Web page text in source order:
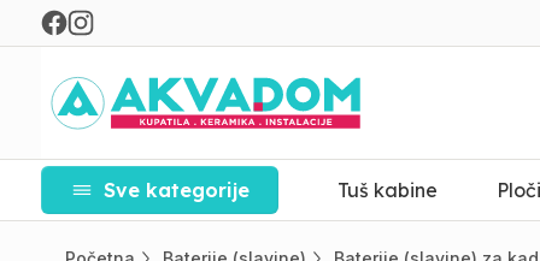
Sve kategorije Tuš kabine